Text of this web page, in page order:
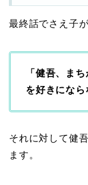
最終話でさえ子
「健吾、ま
を好きになら
それに対して健
ます。